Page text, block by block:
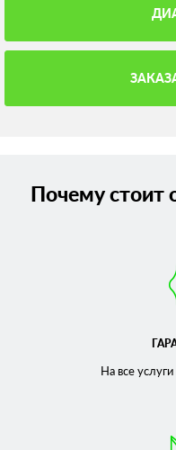
Почему стоит
На все